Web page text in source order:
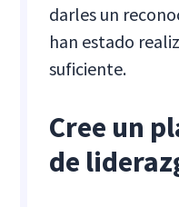
darles un
han estado
suficiente.
Cree un
de